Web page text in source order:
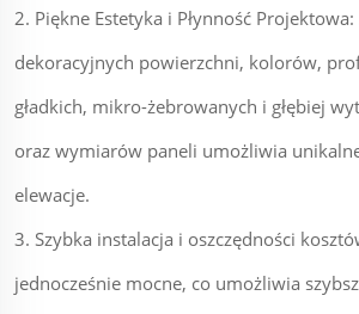
2. Piękne Estetyka i Płynność
dekoracyjnych powierzchni, kolorów,
gładkich, mikro-żebrowanych i głębiej
oraz wymiarów paneli umożliwia
elewacje.
3. Szybka instalacja i oszczędności
jednocześnie mocne, co umożliwia